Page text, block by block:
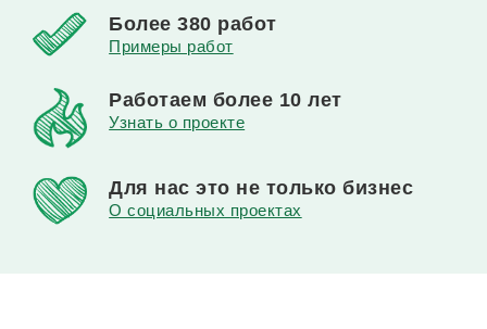
Более 380 работ
Примеры работ
Работаем более 10 лет
Узнать о проекте
Для нас это не только бизнес
О социальных проектах